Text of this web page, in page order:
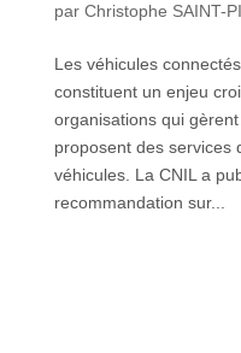
par Christophe SAINT-
Les véhicules
constituent un enjeu
organisations qui
proposent des services
véhicules. La CNIL a
recommandation sur...